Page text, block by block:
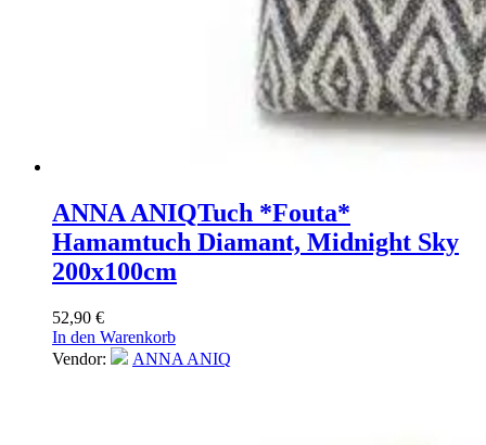
ANNA ANIQTuch *Fouta*
Hamamtuch Diamant, Midnight Sky
200x100cm
52,90 €
In den Warenkorb
Vendor:
ANNA ANIQ